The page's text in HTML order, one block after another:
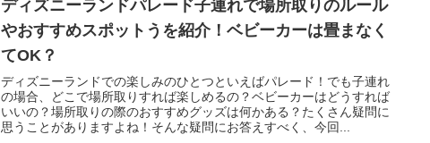
ディズニーランドパレード子連れで場所取りのルール
やおすすめスポットうを紹介！ベビーカーは畳まなく
てOK？
ディズニーランドでの楽しみのひとつといえばパレード！でも子連れ
の場合、どこで場所取りすれば楽しめるの？ベビーカーはどうすれば
いいの？場所取りの際のおすすめグッズは何かある？たくさん疑問に
思うことがありますよね！そんな疑問にお答えすべく、今回...